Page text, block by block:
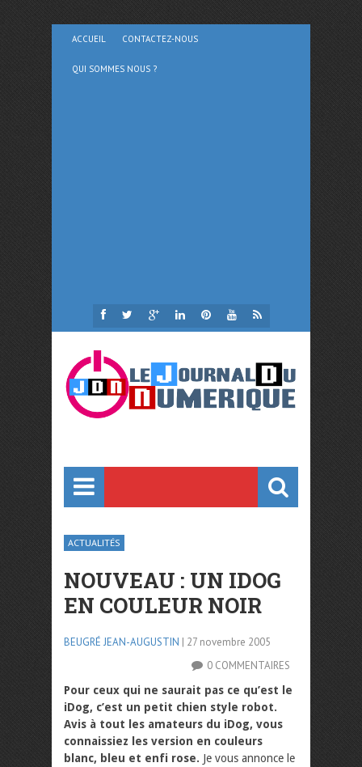
ACCUEIL CONTACTEZ-NOUS
QUI SOMMES NOUS ?
ACTUALITÉS
NOUVEAU : UN IDOG
EN COULEUR NOIR
BEUGRÉ JEAN-AUGUSTIN | 27 novembre 2005
0 COMMENTAIRES
Pour ceux qui ne saurait pas ce qu’est le
iDog, c’est un petit chien style robot.
Avis à tout les amateurs du iDog, vous
connaissiez les version en couleurs
blanc, bleu et enfi rose. Je vous annonce le